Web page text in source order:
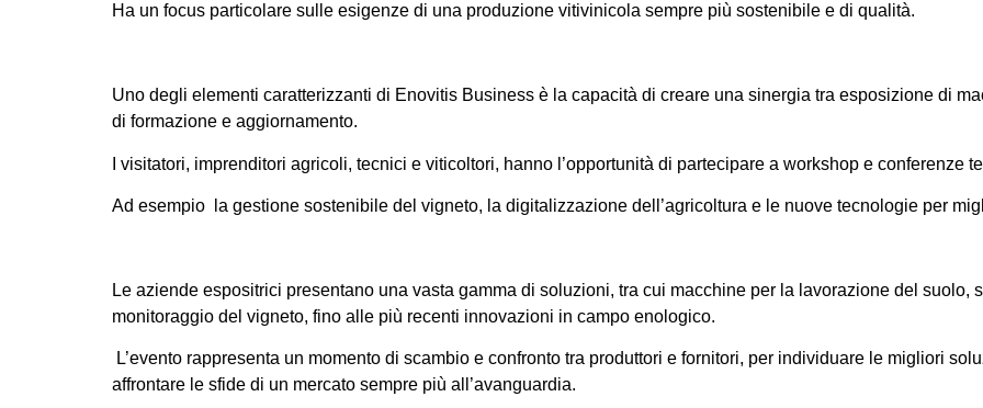
Ha un focus particolare sulle esigenze di una produzione vitivinicola sempre più sostenibile e di qualità.
Uno degli elementi caratterizzanti di Enovitis Business è la capacità di creare una sinergia tra esposizione di
di formazione e aggiornamento.
I visitatori, imprenditori agricoli, tecnici e viticoltori, hanno l’opportunità di partecipare a workshop e conferenze
Ad esempio la gestione sostenibile del vigneto, la digitalizzazione dell’agricoltura e le nuove tecnologie per
Le aziende espositrici presentano una vasta gamma di soluzioni, tra cui macchine per la lavorazione del suolo,
monitoraggio del vigneto, fino alle più recenti innovazioni in campo enologico.
L’evento rappresenta un momento di scambio e confronto tra produttori e fornitori, per individuare le migliori
affrontare le sfide di un mercato sempre più all’avanguardia.